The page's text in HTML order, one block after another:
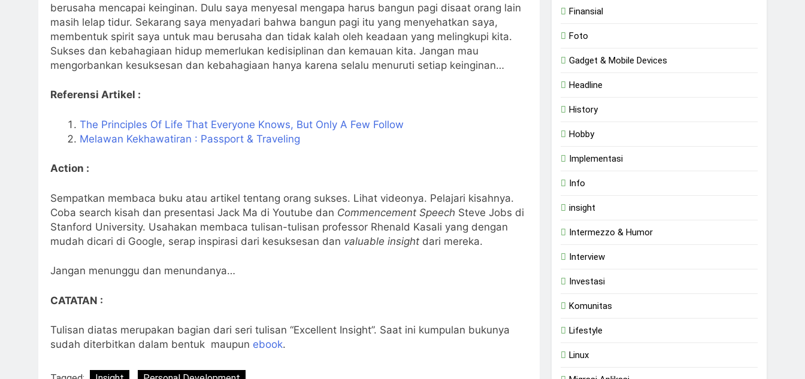
berusaha mencapai keinginan. Dulu saya menyesal mengapa harus bangun pagi disaat orang lain
masih lelap tidur. Sekarang saya menyadari bahwa bangun pagi itu yang menyehatkan saya,
membentuk spirit saya untuk mau berusaha dan tidak kalah oleh keadaan yang melingkupi kita.
Sukses dan kebahagiaan hidup memerlukan kedisiplinan dan kemauan kita. Jangan mau
mengorbankan kesuksesan dan kebahagiaan hanya karena selalu menuruti setiap keinginan…
Referensi Artikel :
The Principles Of Life That Everyone Knows, But Only A Few Follow
Melawan Kekhawatiran : Passport & Traveling
Action :
Sempatkan membaca buku atau artikel tentang orang sukses. Lihat videonya. Pelajari kisahnya.
Coba search kisah dan presentasi Jack Ma di Youtube dan Commencement Speech Steve Jobs di
Stanford University. Usahakan membaca tulisan-tulisan professor Rhenald Kasali yang dengan
mudah dicari di Google, serap inspirasi dari kesuksesan dan valuable insight dari mereka.
Jangan menunggu dan menundanya…
CATATAN :
Tulisan diatas merupakan bagian dari seri tulisan “Excellent Insight”. Saat ini kumpulan bukunya
sudah diterbitkan dalam bentuk maupun ebook.
Finansial
Foto
Gadget & Mobile Devices
Headline
History
Hobby
Implementasi
Info
insight
Intermezzo & Humor
Interview
Investasi
Komunitas
Lifestyle
Linux